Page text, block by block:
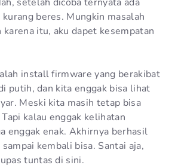
beres. Mungkin masalah
itu, aku dapet kesempatan
install firmware yang berakibat
putih, dan kita enggak bisa lihat
Meski kita masih tetap bisa
kalau enggak kelihatan
enggak enak. Akhirnya berhasil
kembali bisa. Santai aja,
tuntas di sini.